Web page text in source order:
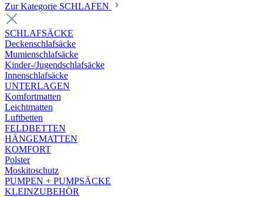
Zur Kategorie SCHLAFEN
SCHLAFSÄCKE
Deckenschlafsäcke
Mumienschlafsäcke
Kinder-/Jugendschlafsäcke
Innenschlafsäcke
UNTERLAGEN
Komfortmatten
Leichtmatten
Luftbetten
FELDBETTEN
HÄNGEMATTEN
KOMFORT
Polster
Moskitoschutz
PUMPEN + PUMPSÄCKE
KLEINZUBEHÖR